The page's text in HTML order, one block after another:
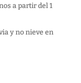
a partir del 1
y no nieve en